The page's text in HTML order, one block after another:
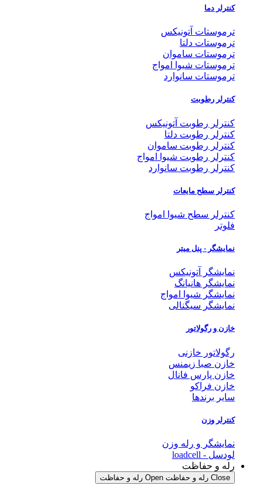
کنترلر دما
ترموستات آتونیکس
ترموستات دلتا
ترموستات ساموان
ترموستات شیوا امواج
ترموستات سانوارد
کنترلر رطوبت
کنترلر رطوبت آتونیکس
کنترلر رطوبت دلتا
کنترلر رطوبت ساموان
کنترلر رطوبت شیوا امواج
کنترلر رطوبت سانوارد
کنترلر سطح مایعات
کنترلر سطح شیوا امواج
فلوتر
نمایشگر - پنل میتر
نمایشگر آتونیکس
نمایشگر هانیانگ
نمایشگر شیوا امواج
نمایشگر سیگنالی
خازن و رگولاتور
رگولاتور خازنی
خازن صبا زیمنس
خازن پارس فانال
خازن فراکو
سایر برندها
کنترلر وزن
نمایشگر و رله وزن
لودسل - loadcell
رله و حفاظت
Close رله و حفاظت Open رله و حفاظت